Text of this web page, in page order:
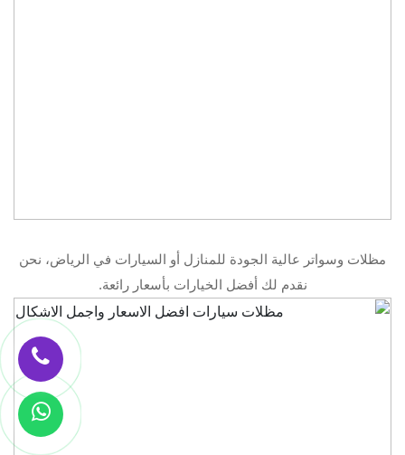
مظلات وسواتر عالية الجودة للمنازل أو السيارات في الرياض، نحن
نقدم لك أفضل الخيارات بأسعار رائعة.